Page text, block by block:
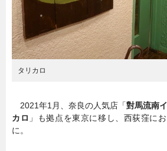
タリカロ
2021年1月、奈良の人気店「對馬流南
カロ 」も拠点を東京に移し、西荻窪に
に。